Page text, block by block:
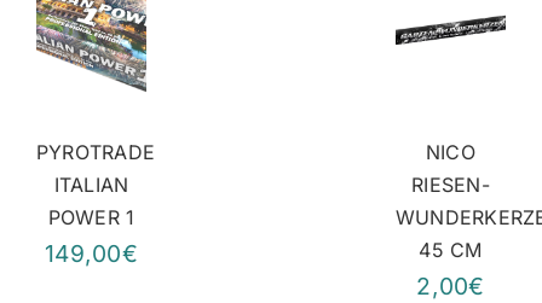
PYROTRADE
ITALIAN
POWER 1
149,00€
NICO
RIESEN-
45 CM
2,00€